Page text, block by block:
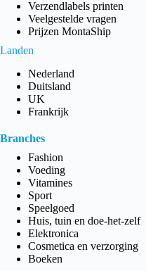
Verzendlabels printen
Veelgestelde vragen
Prijzen MontaShip
Landen
Nederland
Duitsland
UK
Frankrijk
Branches
Fashion
Voeding
Vitamines
Sport
Speelgoed
Huis, tuin en doe-het-zelf
Elektronica
Cosmetica en verzorging
Boeken